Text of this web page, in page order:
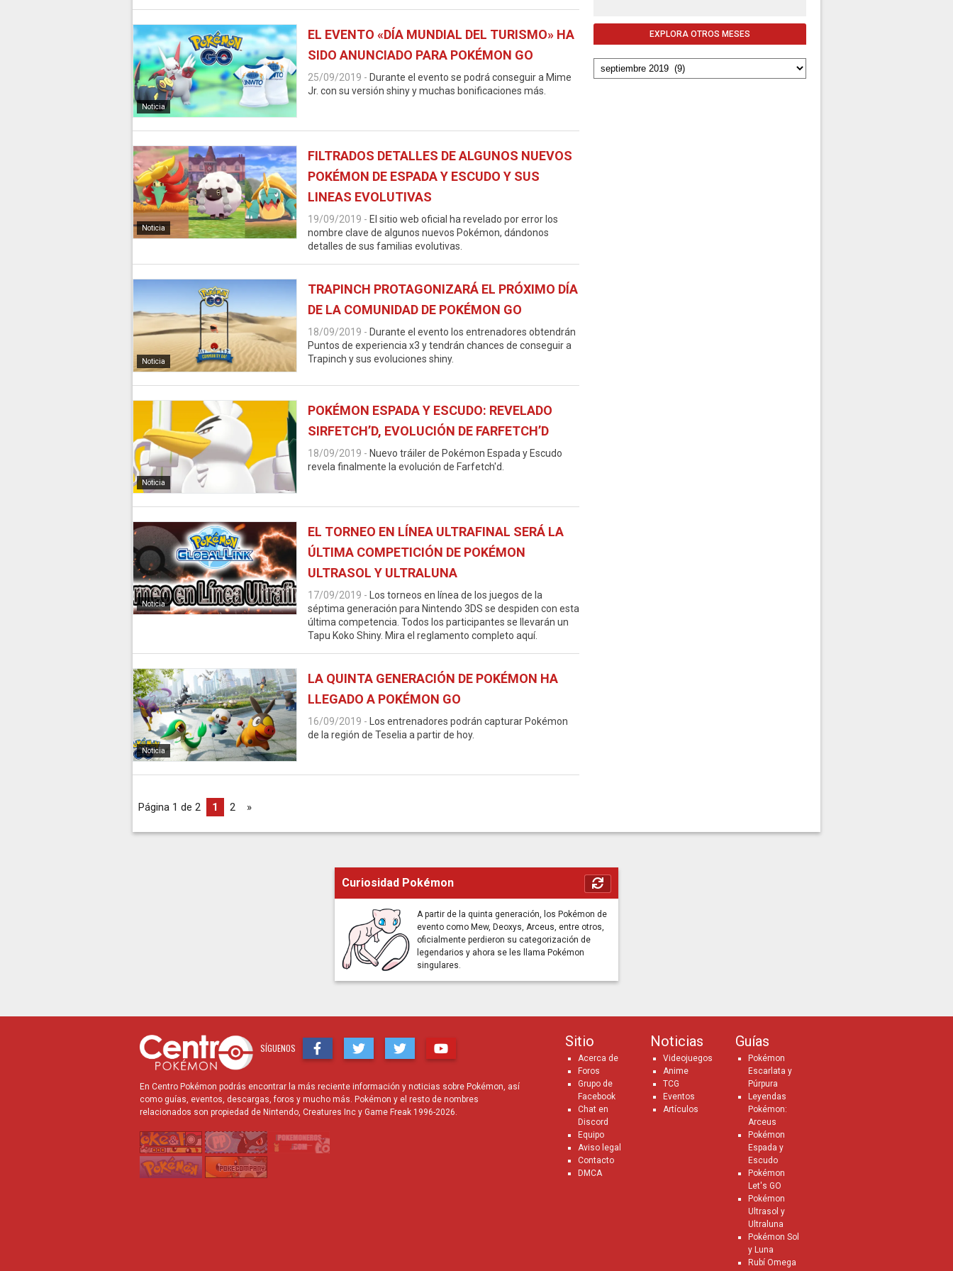
Noticia
EL EVENTO «DÍA MUNDIAL DEL TURISMO» HA
SIDO ANUNCIADO PARA POKÉMON GO
25/09/2019 - Durante el evento se podrá conseguir a Mime
Jr. con su versión shiny y muchas bonificaciones más.
Noticia
FILTRADOS DETALLES DE ALGUNOS NUEVOS
POKÉMON DE ESPADA Y ESCUDO Y SUS
LINEAS EVOLUTIVAS
19/09/2019 - El sitio web oficial ha revelado por error los
nombre clave de algunos nuevos Pokémon, dándonos
detalles de sus familias evolutivas.
Noticia
TRAPINCH PROTAGONIZARÁ EL PRÓXIMO DÍA
DE LA COMUNIDAD DE POKÉMON GO
18/09/2019 - Durante el evento los entrenadores obtendrán
Puntos de experiencia x3 y tendrán chances de conseguir a
Trapinch y sus evoluciones shiny.
Noticia
POKÉMON ESPADA Y ESCUDO: REVELADO
SIRFETCH’D, EVOLUCIÓN DE FARFETCH’D
18/09/2019 - Nuevo tráiler de Pokémon Espada y Escudo
revela finalmente la evolución de Farfetch'd.
Noticia
EL TORNEO EN LÍNEA ULTRAFINAL SERÁ LA
ÚLTIMA COMPETICIÓN DE POKÉMON
ULTRASOL Y ULTRALUNA
17/09/2019 -
Los torneos en línea de los juegos de la
séptima generación para Nintendo 3DS se despiden con esta
última competencia. Todos los participantes se llevarán un
Tapu Koko Shiny. Mira el reglamento completo aquí.
Noticia
LA QUINTA GENERACIÓN DE POKÉMON HA
LLEGADO A POKÉMON GO
16/09/2019 -
Los entrenadores podrán capturar Pokémon
de la región de Teselia a partir de hoy.
Página 1 de 2 1 2 »
EXPLORA OTROS MESES
Curiosidad Pokémon
A partir de la quinta generación, los Pokémon de
evento como Mew, Deoxys, Arceus, entre otros,
oficialmente perdieron su categorización de
legendarios y ahora se les llama Pokémon
singulares.
SÍGUENOS
En Centro Pokémon podrás encontrar la más reciente información y noticias sobre Pokémon, así
como guías, eventos, descargas, foros y mucho más. Pokémon y el resto de nombres
relacionados son propiedad de Nintendo, Creatures Inc y Game Freak 1996-2026.
Sitio
Acerca de
Foros
Grupo de
Facebook
Chat en
Discord
Equipo
Aviso legal
Contacto
DMCA
Noticias
Videojuegos
Anime
TCG
Eventos
Artículos
Guías
Pokémon
Escarlata y
Púrpura
Leyendas
Pokémon:
Arceus
Pokémon
Espada y
Escudo
Pokémon
Let's GO
Pokémon
Ultrasol y
Ultraluna
Pokémon Sol
y Luna
Rubí Omega